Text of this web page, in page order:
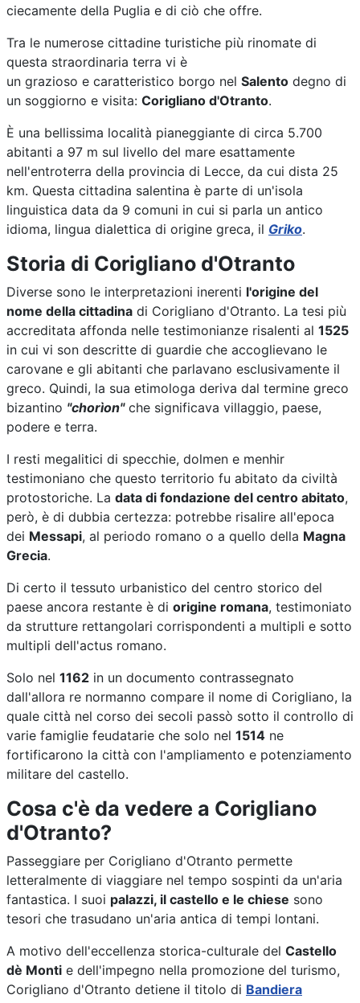
ciecamente della Puglia e di ciò che offre.
Tra le numerose cittadine turistiche più rinomate di
questa straordinaria terra vi è
un grazioso e caratteristico borgo nel Salento degno di
un soggiorno e visita: Corigliano d'Otranto.
È una bellissima località pianeggiante di circa 5.700
abitanti a 97 m sul livello del mare esattamente
nell'entroterra della provincia di Lecce, da cui dista 25
km. Questa cittadina salentina è parte di un'isola
linguistica data da 9 comuni in cui si parla un antico
idioma, lingua dialettica di origine greca, il Griko.
Storia di Corigliano d'Otranto
Diverse sono le interpretazioni inerenti l'origine del
nome della cittadina di Corigliano d'Otranto. La tesi più
accreditata affonda nelle testimonianze risalenti al 1525
in cui vi son descritte di guardie che accoglievano le
carovane e gli abitanti che parlavano esclusivamente il
greco. Quindi, la sua etimologa deriva dal termine greco
bizantino "chorìon"che significava villaggio, paese,
podere e terra.
I resti megalitici di specchie, dolmen e menhir
testimoniano che questo territorio fu abitato da civiltà
protostoriche. La data di fondazione del centro abitato,
però, è di dubbia certezza: potrebbe risalire all'epoca
dei Messapi, al periodo romano o a quello della Magna
Grecia.
Di certo il tessuto urbanistico del centro storico del
paese ancora restante è di origine romana, testimoniato
da strutture rettangolari corrispondenti a multipli e sotto
multipli dell'actus romano.
Solo nel 1162 in un documento contrassegnato
dall'allora re normanno compare il nome di Corigliano, la
quale città nel corso dei secoli passò sotto il controllo di
varie famiglie feudatarie che solo nel 1514 ne
fortificarono la città con l'ampliamento e potenziamento
militare del castello.
Cosa c'è da vedere a Corigliano
d'Otranto?
Passeggiare per Corigliano d'Otranto permette
letteralmente di viaggiare nel tempo sospinti da un'aria
fantastica. I suoi palazzi, il castello e le chiese sono
tesori che trasudano un'aria antica di tempi lontani.
A motivo dell'eccellenza storica-culturale del Castello
dè Monti e dell'impegno nella promozione del turismo,
Corigliano d'Otranto detiene il titolo di Bandiera